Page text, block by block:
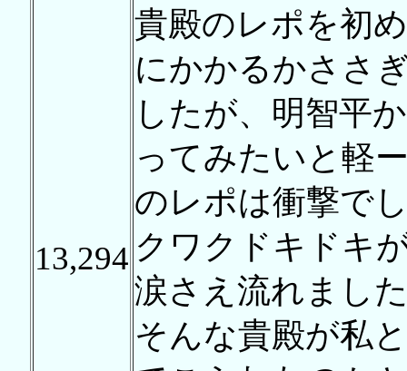
13,294
貴殿のレポを初
にかかるかささ
したが、明智平
ってみたいと軽
のレポは衝撃で
クワクドキドキ
涙さえ流れまし
そんな貴殿が私